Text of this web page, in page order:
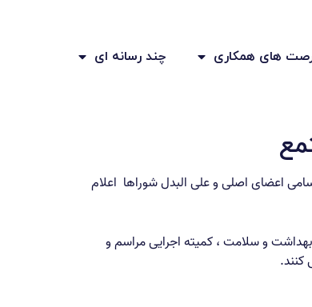
های همکاری چند رسانه ای
اعضای اصلی و علی البدل شوراها اعلام
و سلامت ، کمیته اجرایی مراسم و
کنند.